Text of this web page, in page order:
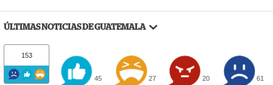
ÚLTIMAS NOTICIAS DE GUATEMALA
153
45 27 20 61